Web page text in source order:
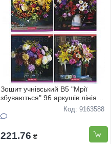
Зошит учнівський В5 "Мрії
збуваються" 96 аркушів лінія
Квіткове асорті 3415 8штКод: 9163588
221.76 ₴